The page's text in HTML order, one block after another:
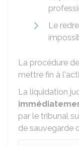
Le
La procédure
mettre fin à
La liquidation
par le tribunal
de sauvegarde